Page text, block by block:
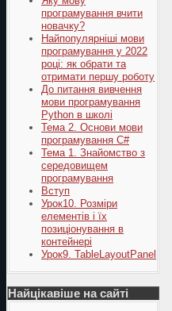
програмування вчити
новачку?
Найпопулярніші мови
програмування у 2022
році: як обрати та
отримати першу роботу
До питання вивчення
мови програмування
Python в школі
Тема 2. Основи мови
програмування C#
Тема 1. Знайомство з
середовищем
програмування
Вступ
Урок10. Розміри
елементів і їх
позиціонування в
контейнері
Урок9. TableLayoutPanel
Найцікавіше на сайті